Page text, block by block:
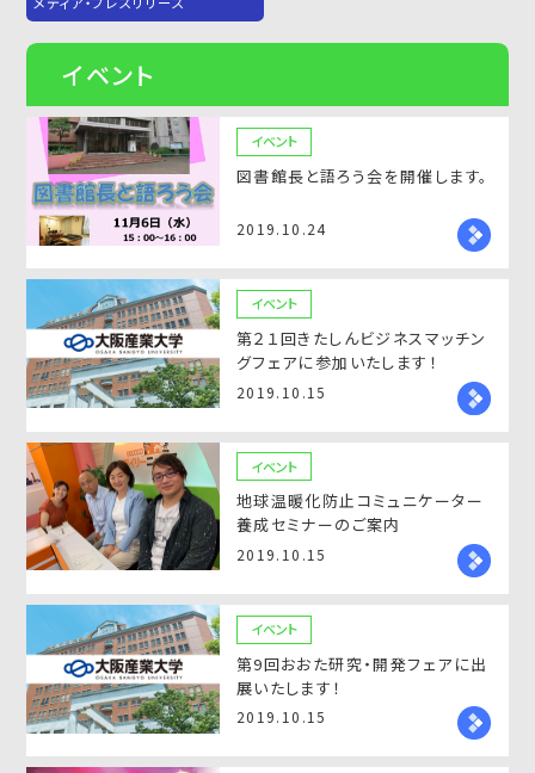
イベント
イベント
図書館長と語ろう会を開催します。
2019.10.24
イベント
第２１回きたしんビジネスマッチン
グフェアに参加いたします！
2019.10.15
イベント
地球温暖化防止コミュニケーター
養成セミナーのご案内
2019.10.15
イベント
第9回おおた研究・開発フェアに出
展いたします！
2019.10.15